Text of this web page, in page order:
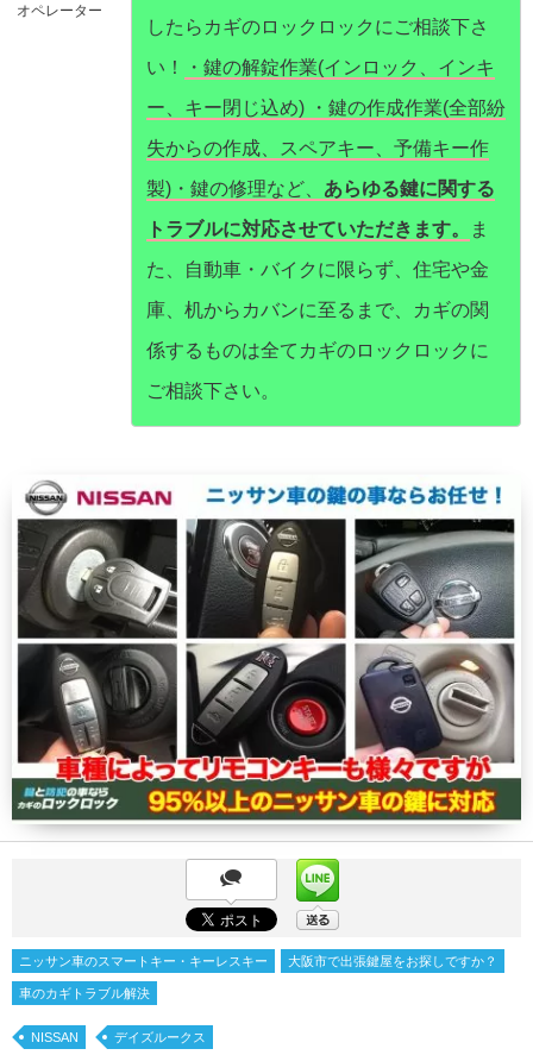
オペレーター
したらカギのロックロックにご相談下さ
い！
・鍵の解錠作業(インロック、インキ
ー、キー閉じ込め) ・鍵の作成作業(全部紛
失からの作成、スペアキー、予備キー作
製)・鍵の修理など、 あらゆる鍵に関する
トラブルに対応させていただきます。
ま
た、自動車・バイクに限らず、住宅や金
庫、机からカバンに至るまで、カギの関
係するものは全てカギのロックロックに
ご相談下さい。
ニッサン車のスマートキー・キーレスキー 大阪市で出張鍵屋をお探しですか？
車のカギトラブル解決
NISSAN デイズルークス